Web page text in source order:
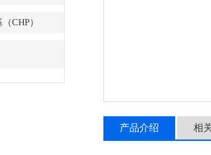
CHP）
产品介绍 相